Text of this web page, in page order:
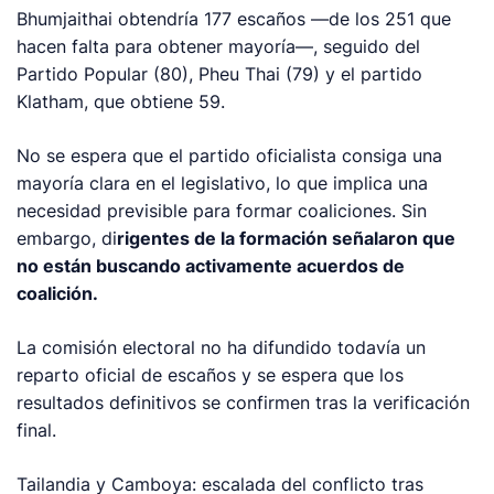
Bhumjaithai obtendría 177 escaños —de los 251 que
hacen falta para obtener mayoría—, seguido del
Partido Popular (80), Pheu Thai (79) y el partido
Klatham, que obtiene 59.
No se espera que el partido oficialista consiga una
mayoría clara en el legislativo, lo que implica una
necesidad previsible para formar coaliciones. Sin
embargo, dirigentes de la formación señalaron que
no están buscando activamente acuerdos de
coalición.
La comisión electoral no ha difundido todavía un
reparto oficial de escaños y se espera que los
resultados definitivos se confirmen tras la verificación
final.
Tailandia y Camboya: escalada del conflicto tras